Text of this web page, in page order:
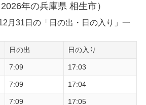
年の兵庫県 相生市）
月31日の「日の出・日の入り」一
日の出 日の入り
7:09 17:03
7:09 17:04
7:09 17:05